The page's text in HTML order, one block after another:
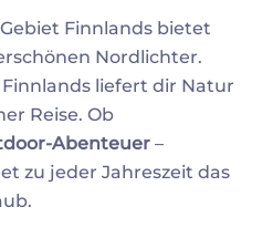
Finnlands bietet
Nordlichter.
liefert dir Natur
Reise. Ob
Abenteuer –
zu jeder Jahreszeit das